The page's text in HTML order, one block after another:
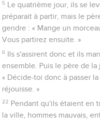
5
Le quatrième jour, ils se
préparait à partir, mais le
gendre : « Mange un
Vous partirez ensuite. »
6
Ils s'assirent donc et ils
ensemble. Puis le père de
« Décide-toi donc à passer
réjouisse. »
22 Pendant qu'ils étaient en
la ville, hommes mauvais,